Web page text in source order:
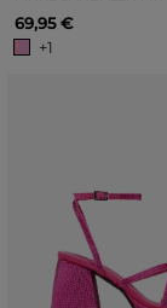
69,95 €
+1